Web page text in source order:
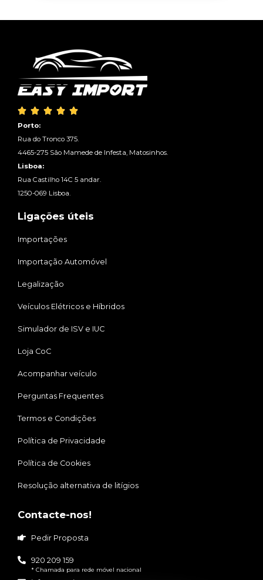
    
Porto:
Rua do Tronco 375.
4465-275 São Mamede de Infesta, Matosinhos.
Lisboa:
Rua Castilho 14C 5 andar.
1250-069 Lisboa.
Ligações úteis
Importações
Importação Automóvel
Legalização
Veículos Elétricos e Híbridos
Simulador de ISV e IUC
Loja CoC
Acompanhar veículo
Perguntas Frequentes
Termos e Condições
Política de Privacidade
Política de Cookies
Resolução alternativa de litígios
Contacte-nos!
Pedir Proposta
920 209 159
* Chamada para rede móvel nacional